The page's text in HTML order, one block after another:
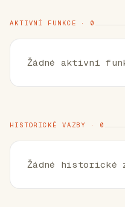
AKTIVNÍ FUNKCE · 0
Žádné aktivní
HISTORICKÉ VAZBY · 0
Žádné historické